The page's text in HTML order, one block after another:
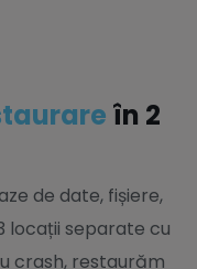
în 2
de date, fișiere,
locații separate cu
crash, restaurăm